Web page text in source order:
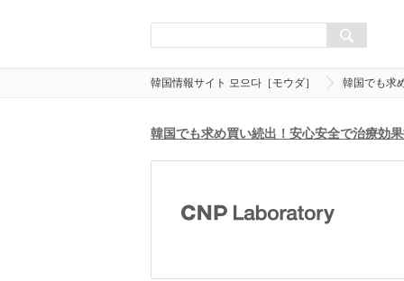
韓国情報サイト 모으다［モウダ］ 韓国でも求
韓国でも求め買い続出！安心安全で治療効